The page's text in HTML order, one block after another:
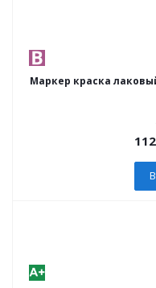
Маркер краска
112